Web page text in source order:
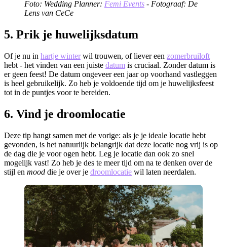
Foto: Wedding Planner: Femi Events - Fotograaf: De
Lens van CeCe
5. Prik je huwelijksdatum
Of je nu in hartje winterwil trouwen, of liever een zomerbruiloft
hebt - het vinden van een juiste datum is cruciaal. Zonder datum is
er geen feest! De datum ongeveer een jaar op voorhand vastleggen
is heel gebruikelijk. Zo heb je voldoende tijd om je huwelijksfeest
tot in de puntjes voor te bereiden.
6. Vind je droomlocatie
Deze tip hangt samen met de vorige: als je je ideale locatie hebt
gevonden, is het natuurlijk belangrijk dat deze locatie nog vrij is op
de dag die je voor ogen hebt. Leg je locatie dan ook zo snel
mogelijk vast! Zo heb je des te meer tijd om na te denken over de
stijl en mood die je over je droomlocatie wil laten neerdalen.